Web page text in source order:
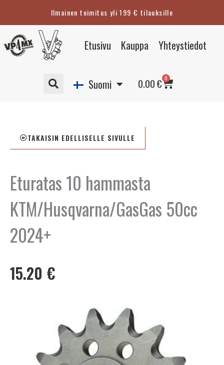
Ilmainen toimitus yli 199 € tilauksille
Etusivu Kauppa Yhteystiedot
Suomi
English
Deutsch
0.00€ 0
Cart
TAKAISIN EDELLISELLE SIVULLE
Eturatas 10 hammasta
KTM/Husqvarna/GasGas 50cc
2024+
15.20 €